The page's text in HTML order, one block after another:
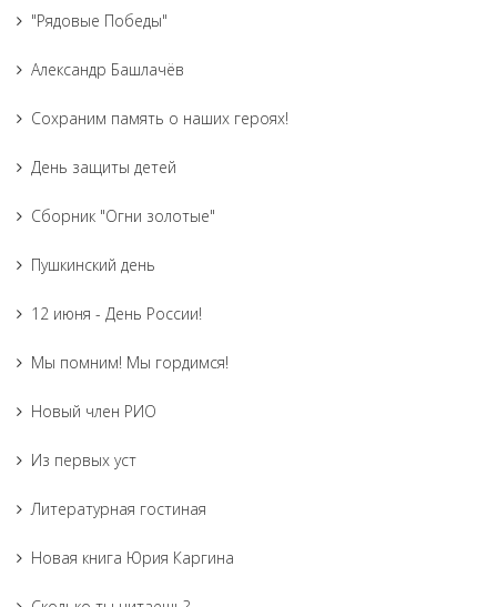
"Рядовые Победы"
Александр Башлачёв
Сохраним память о наших героях!
День защиты детей
Сборник "Огни золотые"
Пушкинский день
12 июня - День России!
Мы помним! Мы гордимся!
Новый член РИО
Из первых уст
Литературная гостиная
Новая книга Юрия Каргина